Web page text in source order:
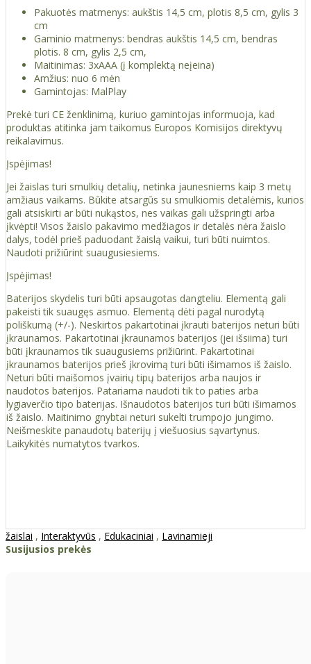
Pakuotės matmenys: aukštis 14,5 cm, plotis 8,5 cm, gylis 3
cm
Gaminio matmenys: bendras aukštis 14,5 cm, bendras
plotis. 8 cm, gylis 2,5 cm,
Maitinimas: 3xAAA (į komplektą neįeina)
Amžius: nuo 6 mėn
Gamintojas: MalPlay
Prekė turi CE ženklinimą, kuriuo gamintojas informuoja, kad
produktas atitinka jam taikomus Europos Komisijos direktyvų
reikalavimus.
Įspėjimas!
Jei žaislas turi smulkių detalių, netinka jaunesniems kaip 3 metų
amžiaus vaikams. Būkite atsargūs su smulkiomis detalėmis, kurios
gali atsiskirti ar būti nukąstos, nes vaikas gali užspringti arba
įkvėpti! Visos žaislо pakavimo medžiagos ir detalės nėra žaislo
dalys, todėl prieš paduodant žaislą vaikui, turi būti nuimtos.
Naudoti prižiūrint suaugusiesiems.
Įspėjimas!
Baterijos skydelis turi būti apsaugotas dangteliu. Elementą gali
pakeisti tik suaugęs asmuo. Elementą dėti pagal nurodytą
poliškumą (+/-). Neskirtos pakartotinai įkrauti baterijos neturi būti
įkraunamos. Pakartotinai įkraunamos baterijos (jei išsiima) turi
būti įkraunamos tik suaugusiems prižiūrint. Pakartotinai
įkraunamos baterijos prieš įkrovimą turi būti išimamos iš žaislo.
Neturi būti maišomos įvairių tipų baterijos arba naujos ir
naudotos baterijos. Patariama naudoti tik to paties arba
lygiaverčio tipo baterijas. Išnaudotos baterijos turi būti išimamos
iš žaislo. Maitinimo gnybtai neturi sukelti trumpojo jungimo.
Neišmeskite panaudotų baterijų į viešuosius sąvartynus.
Laikykitės numatytos tvarkos.
žaislai , Interaktyvūs , Edukaciniai , Lavinamieji
Susijusios prekės